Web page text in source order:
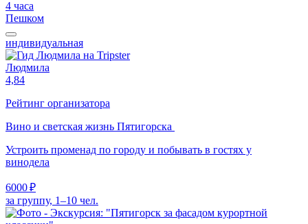
4 часа
Пешком
индивидуальная
Людмила
4,84
Рейтинг организатора
Вино и светская жизнь Пятигорска
Устроить променад по городу и побывать в гостях у
винодела
6000 ₽
за группу, 1–10 чел.